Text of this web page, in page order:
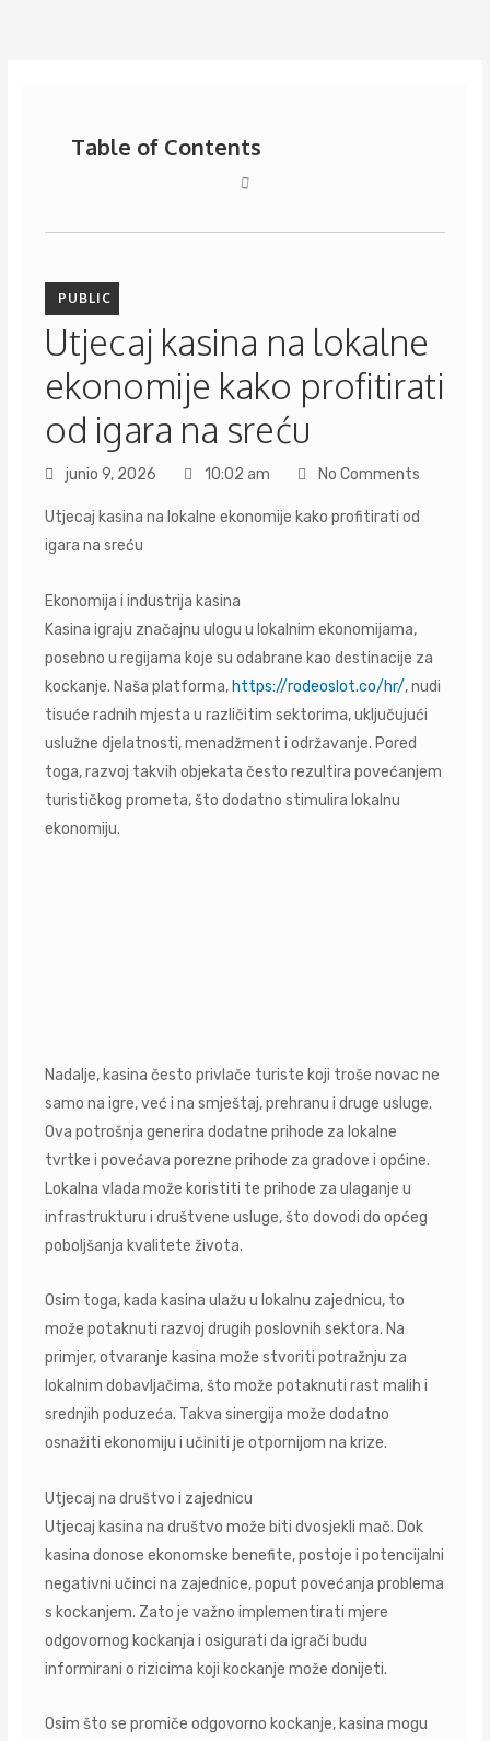
Table of Contents
PUBLIC
Utjecaj kasina na lokalne
ekonomije kako profitirati
od igara na sreću
junio 9, 2026 10:02 am No Comments
Utjecaj kasina na lokalne ekonomije kako profitirati od
igara na sreću
Ekonomija i industrija kasina
Kasina igraju značajnu ulogu u lokalnim ekonomijama,
posebno u regijama koje su odabrane kao destinacije za
kockanje. Naša platforma, https://rodeoslot.co/hr/, nudi
tisuće radnih mjesta u različitim sektorima, uključujući
uslužne djelatnosti, menadžment i održavanje. Pored
toga, razvoj takvih objekata često rezultira povećanjem
turističkog prometa, što dodatno stimulira lokalnu
ekonomiju.
Nadalje, kasina često privlače turiste koji troše novac ne
samo na igre, već i na smještaj, prehranu i druge usluge.
Ova potrošnja generira dodatne prihode za lokalne
tvrtke i povećava porezne prihode za gradove i općine.
Lokalna vlada može koristiti te prihode za ulaganje u
infrastrukturu i društvene usluge, što dovodi do općeg
poboljšanja kvalitete života.
Osim toga, kada kasina ulažu u lokalnu zajednicu, to
može potaknuti razvoj drugih poslovnih sektora. Na
primjer, otvaranje kasina može stvoriti potražnju za
lokalnim dobavljačima, što može potaknuti rast malih i
srednjih poduzeća. Takva sinergija može dodatno
osnažiti ekonomiju i učiniti je otpornijom na krize.
Utjecaj na društvo i zajednicu
Utjecaj kasina na društvo može biti dvosjekli mač. Dok
kasina donose ekonomske benefite, postoje i potencijalni
negativni učinci na zajednice, poput povećanja problema
s kockanjem. Zato je važno implementirati mjere
odgovornog kockanja i osigurati da igrači budu
informirani o rizicima koji kockanje može donijeti.
Osim što se promiče odgovorno kockanje, kasina mogu